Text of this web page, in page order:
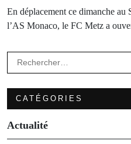
En déplacement ce dimanche
l’AS Monaco, le FC Metz a
Rechercher :
CATÉGORIES
Actualité